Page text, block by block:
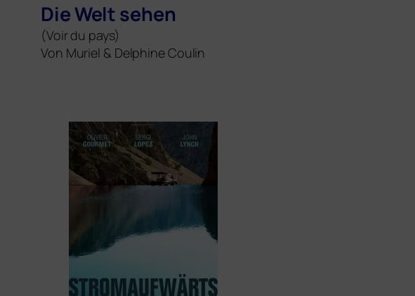
Die Welt sehen
(Voir du pays)
Von Muri­el & Del­phi­ne Coulin